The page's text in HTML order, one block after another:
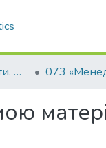
Кваліфікаційні роботи. ННІ економіки, управління, права та ІТ